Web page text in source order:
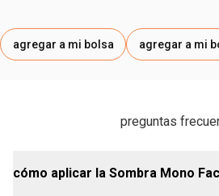
agregar a mi bolsa agregar a mi
preguntas
cómo aplicar la Sombra Mono